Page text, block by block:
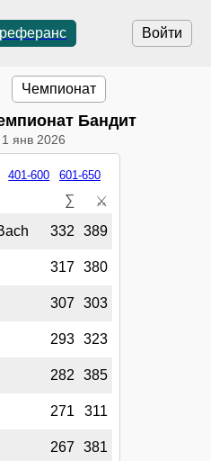
Войти
Чемпионат
Бандит
1 янв 2026
401-600 601-650
∑ ⚔
332 389
317 380
307 303
293 323
282 385
271 311
267 381